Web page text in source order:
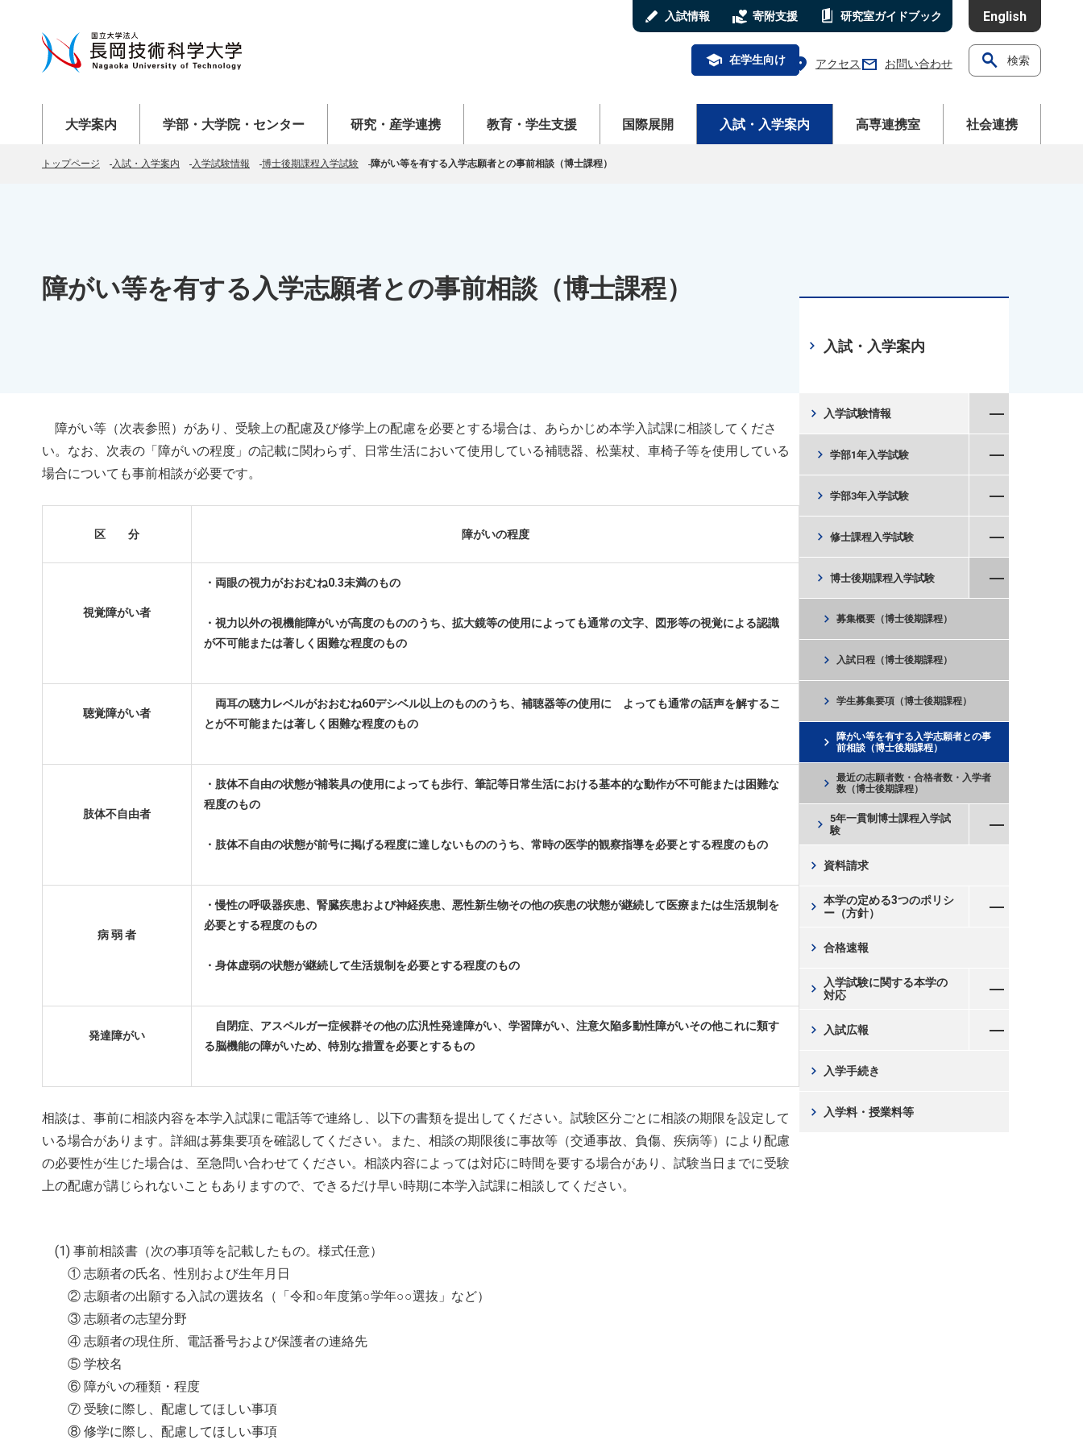
stylus 入試情報 volunteer_activism 寄附支援 book_5 研究室ガイドブック English
school 在学生向け location_on アクセス mail お問い合わせ search 検索
大学案内
学部・大学院・センター
研究・産学連携
教育・学生支援
国際展開
入試・入学案内
高専連携室
社会連携
トップページ 入試・入学案内 入学試験情報 博士後期課程入学試験 障がい等を有する入学志願者との事前相談（博士課程）
障がい等を有する入学志願者との事前相談（博士課程）
障がい等（次表参照）があり、受験上の配慮及び修学上の配慮を必要とする場合は、あらかじめ本学入試課に相談してくださ
い。なお、次表の「障がいの程度」の記載に関わらず、日常生活において使用している補聴器、松葉杖、車椅子等を使用している
場合についても事前相談が必要です。
区 分 障がいの程度
視覚障がい者
・両眼の視力がおおむね0.3未満のもの
・視力以外の視機能障がいが高度のもののうち、拡大鏡等の使用によっても通常の文字、図形等の視覚による認識
が不可能または著しく困難な程度のもの
聴覚障がい者
両耳の聴力レベルがおおむね60デシベル以上のもののうち、補聴器等の使用に よっても通常の話声を解するこ
とが不可能または著しく困難な程度のもの
肢体不自由者
・肢体不自由の状態が補装具の使用によっても歩行、筆記等日常生活における基本的な動作が不可能または困難な
程度のもの
・肢体不自由の状態が前号に掲げる程度に達しないもののうち、常時の医学的観察指導を必要とする程度のもの
病 弱 者
・慢性の呼吸器疾患、腎臓疾患および神経疾患、悪性新生物その他の疾患の状態が継続して医療または生活規制を
必要とする程度のもの
・身体虚弱の状態が継続して生活規制を必要とする程度のもの
発達障がい
自閉症、アスペルガー症候群その他の広汎性発達障がい、学習障がい、注意欠陥多動性障がいその他これに類す
る脳機能の障がいため、特別な措置を必要とするもの
相談は、事前に相談内容を本学入試課に電話等で連絡し、以下の書類を提出してください。 試験区分ごとに相談の期限を設定して
いる場合があります。詳細は募集要項を確認してください。
また、相談の期限後に事故等（交通事故、負傷、疾病等）により配慮
の必要性が生じた場合は、至急問い合わせてください。相談内容によっては対応に時間を要する場合があり、試験当日までに受験
上の配慮が講じられないこともありますので、できるだけ早い時期に本学入試課に相談してください。
(1) 事前相談書（次の事項等を記載したもの。様式任意）
① 志願者の氏名、性別および生年月日
② 志願者の出願する入試の選抜名（「令和○年度第○学年○○選抜」など）
③ 志願者の志望分野
④ 志願者の現住所、電話番号および保護者の連絡先
⑤ 学校名
⑥ 障がいの種類・程度
⑦ 受験に際し、配慮してほしい事項
⑧ 修学に際し、配慮してほしい事項
入試・入学案内
chevron_right
入学試験情報
chevron_right
学部1年入学試験
chevron_right
学部3年入学試験
chevron_right
修士課程入学試験
chevron_right
博士後期課程入学試験
chevron_right
募集概要（博士後期課程）
chevron_right
入試日程（博士後期課程）
chevron_right
学生募集要項（博士後期課程）
chevron_right
障がい等を有する入学志願者との事
前相談（博士後期課程）
chevron_right
最近の志願者数・合格者数・入学者
数（博士後期課程）
chevron_right
5年一貫制博士課程入学試
験
chevron_right
メニューを開く
資料請求
chevron_right
本学の定める3つのポリシ
ー（方針）
chevron_right
メニューを開く
合格速報
chevron_right
入学試験に関する本学の
対応
chevron_right
メニューを開く
入試広報
chevron_right
入学手続き
chevron_right
入学料・授業料等
chevron_right